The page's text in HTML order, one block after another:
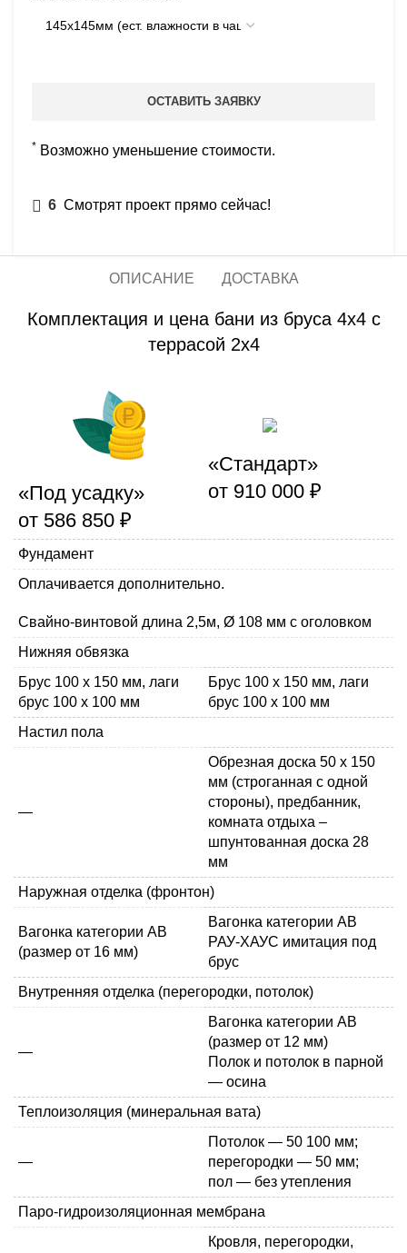
ОСТАВИТЬ ЗАЯВКУ
* Возможно уменьшение стоимости.
6 Смотрят проект прямо сейчас!
ОПИСАНИЕ ДОСТАВКА
Комплектация и цена бани из бруса 4х4 с
террасой 2х4
«Под усадку»
от 586 850 ₽
«Стандарт»
от 910 000 ₽
Фундамент
Оплачивается дополнительно.
Свайно-винтовой длина 2,5м, Ø 108 мм с оголовком
Нижняя обвязка
Брус 100 x 150 мм, лаги
брус 100 x 100 мм
Брус 100 x 150 мм, лаги
брус 100 x 100 мм
Настил пола
—
Обрезная доска 50 х 150
мм (строганная с одной
стороны), предбанник,
комната отдыха –
шпунтованная доска 28
мм
Наружная отделка (фронтон)
Вагонка категории АВ
(размер от 16 мм)
Вагонка категории АВ
РАУ-ХАУС имитация под
брус
Внутренняя отделка (перегородки, потолок)
—
Вагонка категории АВ
(размер от 12 мм)
Полок и потолок в парной
— осина
Теплоизоляция (минеральная вата)
—
Потолок — 50 100 мм;
перегородки — 50 мм;
пол — без утепления
Паро-гидроизоляционная мембрана
Кровля, перегородки,